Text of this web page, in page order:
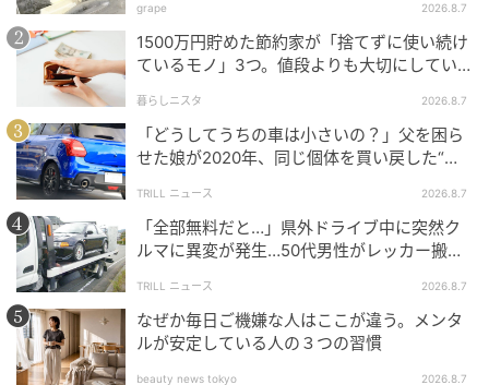
小さな「できた」がうれしい。ハビットトラッカーで続ける、わたしの習慣
づくり の画像
すきなおやつ、あの本を読もう、カフェに行こう、な
ど、自分がよろこぶものを準備してがんばっていまし
た。
ハビットトラッカーにチェックがたまると、ご褒美も
あるので、がんばれる日がぐんと増えました。
月末は、自分を振り返る時間
1ヶ月ごとに振り返ると同時に、来月の目標も決めてい
ます。
grape 2026.8.7
1500万円貯めた節約家が「捨てずに使い続け
ているモノ」3つ。値段よりも大切にしてい
暮らしニスタ 2026.8.7
「どうしてうちの車は小さいの？」父を困ら
せた娘が2020年、同じ個体を買い戻した“意
TRILL ニュース 2026.8.7
「全部無料だと…」県外ドライブ中に突然ク
ルマに異変が発生…50代男性がレッカー搬送
TRILL ニュース 2026.8.7
なぜか毎日ご機嫌な人はここが違う。メンタ
ルが安定している人の３つの習慣
beauty news tokyo 2026.8.7